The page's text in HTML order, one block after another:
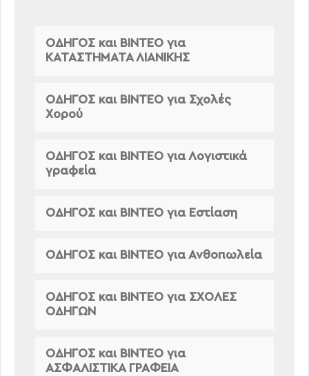
ΟΔΗΓΟΣ και ΒΙΝΤΕΟ για
ΚΑΤΑΣΤΗΜΑΤΑ ΛΙΑΝΙΚΗΣ
ΟΔΗΓΟΣ και ΒΙΝΤΕΟ για Σχολές
Χορού
ΟΔΗΓΟΣ και ΒΙΝΤΕΟ για Λογιστικά
γραφεία
ΟΔΗΓΟΣ και ΒΙΝΤΕΟ για Εστίαση
ΟΔΗΓΟΣ και ΒΙΝΤΕΟ για Ανθοπωλεία
ΟΔΗΓΟΣ και ΒΙΝΤΕΟ για ΣΧΟΛΕΣ
ΟΔΗΓΩΝ
ΟΔΗΓΟΣ και ΒΙΝΤΕΟ για
ΑΣΦΑΛΙΣΤΙΚΑ ΓΡΑΦΕΙΑ